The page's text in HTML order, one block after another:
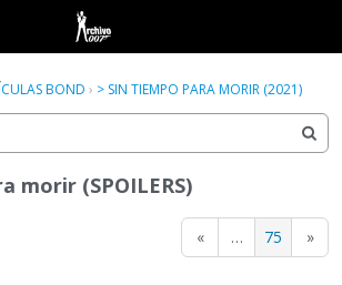
Acceder Registrarse
BOND › > SIN TIEMPO PARA MORIR (2021)
morir (SPOILERS)
« … 75 »